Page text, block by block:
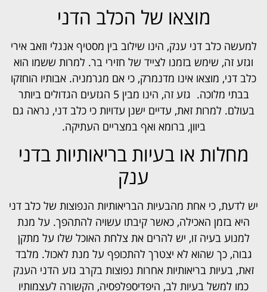
מוצאו של הכלב הדני
למעשה כלב דני ענק, הינו שילוב בין מסטיף אנגלי וזאב אירי
וגזע זה, שימש בזמנו לצייד של חזירי בר. למרות ששמו הוא
כלב דני, מוצאו אינו מדנמרק, כי אם מגרמניה. אבותיו הוחזקו
בבתי מלוכה. גזע זה, הינו מבין 5 הגזעים הגדולים ביותר
בעולם. למרות זאת, עדיים ישנן עדויות כי כלב דני, נראה גם
ביוון, ברומא ואף במצריים העתיקה.
מחלות או בעיות בריאותיות בדני
ענק
יש לדעת, כי אחת מהבעיות הבריאותיות הנפוצות של כלב דני
היא בזמן האכילה, כאשר קיבתו עשויה להתהפך. על מנת
למנוע בעיה זו, יש להרים את צלחת האוכל שלו על מתקן
גבוה, כך שהוא לא יצטרך להתכופף על מנת לאכול. מלבד
זאת, בעיות בריאותיות אחרות נפוצות בקרב גזע הדני הענק
כמו למשל בעיות לב, היפדיספלפסיה, הקשורה לעצמותיו